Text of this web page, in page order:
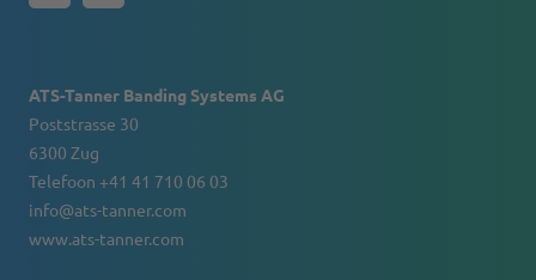
ATS-Tanner Banding Systems AG
Poststrasse 30
6300 Zug
Telefoon +41 41 710 06 03
info@ats-tanner.com
www.ats-tanner.com